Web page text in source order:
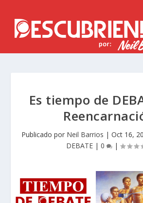
Es tiempo de
Publicado por Neil Barrios | Oct 16,
DEBATE| 0 |